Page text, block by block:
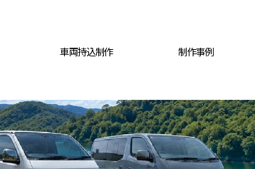
車両持込制作 制作事例